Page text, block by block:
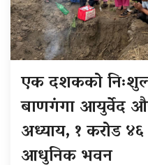
एक दशकको
बाणगंगा आयुर्वेद
अध्याय, १ करोड
आधुनिक भवन